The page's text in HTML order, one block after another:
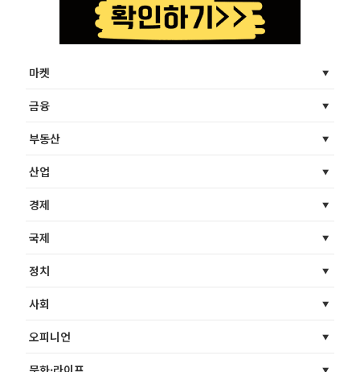
마켓
금융
부동산
산업
경제
국제
정치
사회
오피니언